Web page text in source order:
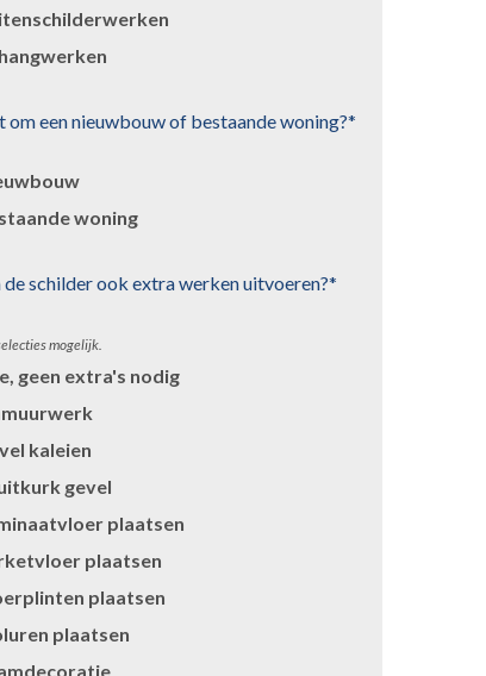
om een nieuwbouw of bestaande woning?*
woning
schilder ook extra werken uitvoeren?*
mogelijk.
geen extra's nodig
kaleien
gevel
plaatsen
plaatsen
plaatsen
plaatsen